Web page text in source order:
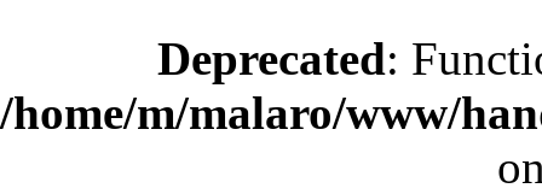
Deprecated:
/home/m/malaro/www/